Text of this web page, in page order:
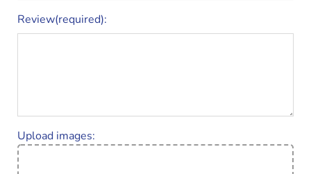
Review(required):
Upload images: